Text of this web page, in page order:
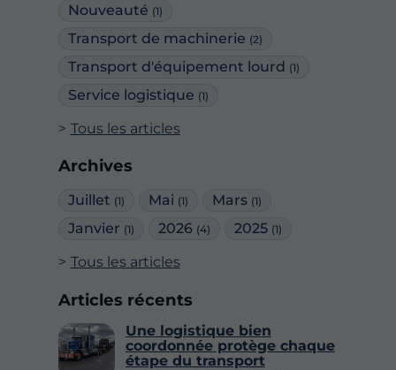
Nouveauté (1)
Transport de machinerie (2)
Transport d'équipement lourd (1)
Service logistique (1)
Tous les articles
Archives
Juillet (1) Mai (1) Mars (1)
Janvier (1) 2026 (4) 2025 (1)
Tous les articles
Articles récents
Une logistique bien
coordonnée protège chaque
étape du transport
orchestrée et souligne son importance dans le
secteur du transport.